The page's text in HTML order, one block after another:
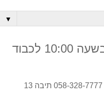
▼
שיעור בשידור חי היום בשעה 10:00 לכבוד